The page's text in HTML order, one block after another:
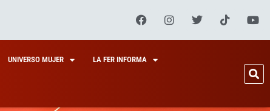
UNIVERSO MUJER LA FER INFORMA